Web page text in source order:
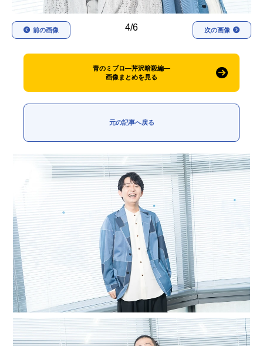
秋アニメ 冬アニメ
男性声優/女性声優一覧
FOLLOW US
4/6
前の画像 次の画像
青のミブロ—芹沢暗殺編—
画像まとめを見る
元の記事へ戻る